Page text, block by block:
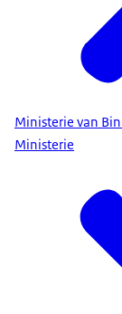
Ministerie van
Ministerie